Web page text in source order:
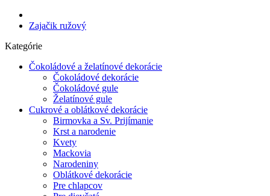
Zajačik ružový
Kategórie
Čokoládové a želatínové dekorácie
Čokoládové dekorácie
Čokoládové gule
Želatínové gule
Cukrové a oblátkové dekorácie
Birmovka a Sv. Prijímanie
Krst a narodenie
Kvety
Mackovia
Narodeniny
Oblátkové dekorácie
Pre chlapcov